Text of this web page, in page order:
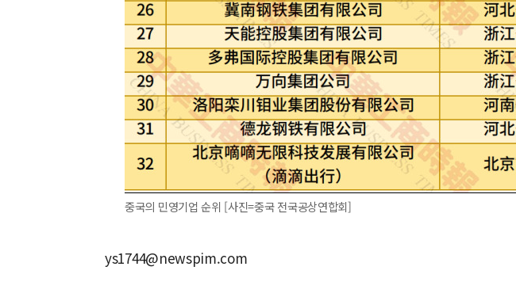
중국의 민영기업 순위 [사진=중국 전국공상연합회]
ys1744@newspim.com